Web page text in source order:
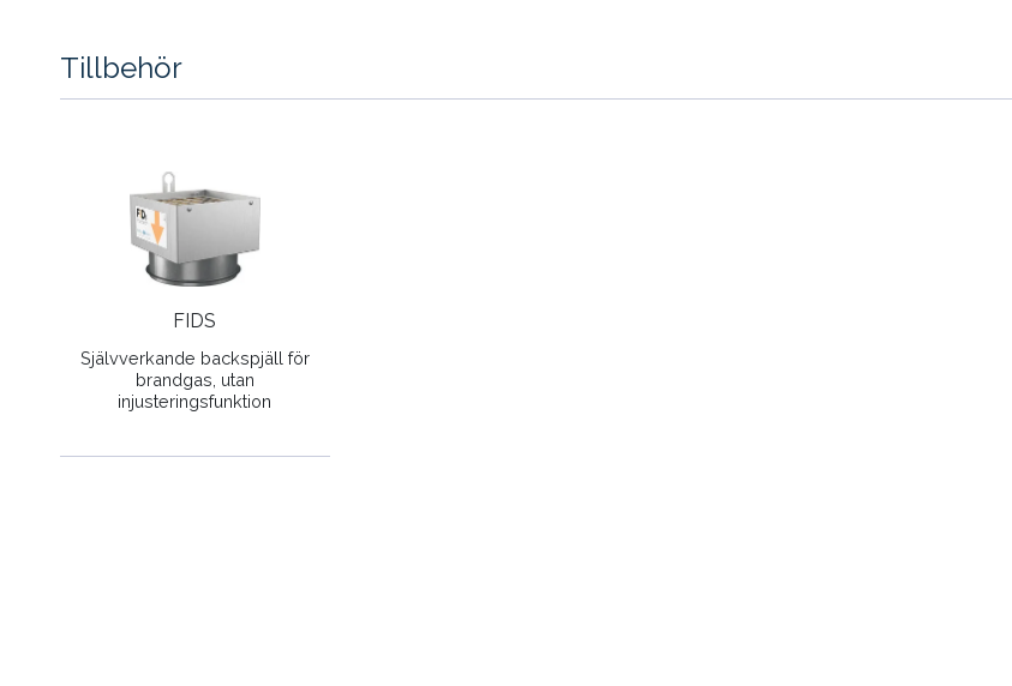
Tillbehör
FIDS
Självverkande backspjäll för
brandgas, utan
injusteringsfunktion